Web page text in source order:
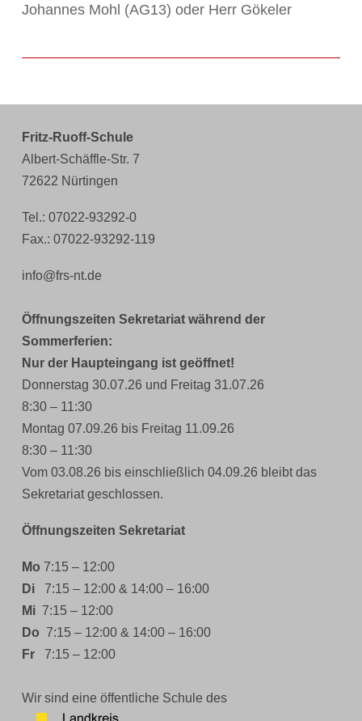
Johannes Mohl (AG13) oder Herr Gökeler
Fritz-Ruoff-Schule
Albert-Schäffle-Str. 7
72622 Nürtingen
Tel.: 07022-93292-0
Fax.: 07022-93292-119
info@frs-nt.de
Öffnungszeiten Sekretariat während der
Sommerferien:
Nur der Haupteingang ist geöffnet!
Donnerstag 30.07.26 und Freitag 31.07.26
8:30 – 11:30
Montag 07.09.26 bis Freitag 11.09.26
8:30 – 11:30
Vom 03.08.26 bis einschließlich 04.09.26 bleibt das
Sekretariat geschlossen.
Öffnungszeiten Sekretariat
Mo 7:15 – 12:00
Di 7:15 – 12:00 & 14:00 – 16:00
Mi 7:15 – 12:00
Do 7:15 – 12:00 & 14:00 – 16:00
Fr 7:15 – 12:00
Wir sind eine öffentliche Schule des